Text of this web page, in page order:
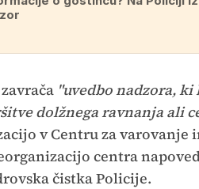
"uvedbo nadzora, ki
dolžnega ravnanja ali
v Centru za varovanje
centra
čistka Policije.